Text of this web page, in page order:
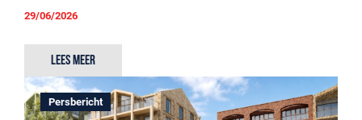
29/06/2026
Lees meer
Persbericht